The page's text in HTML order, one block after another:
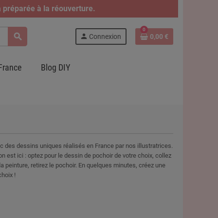
préparée à la réouverture.
search person Connexion
0
0,00 €
Blog DIY
des dessins uniques réalisés en France par nos illustratrices.
est ici : optez pour le dessin de pochoir de votre choix, collez
peinture, retirez le pochoir. En quelques minutes, créez une
!